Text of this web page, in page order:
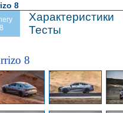
8
Характеристики
Тесты
8